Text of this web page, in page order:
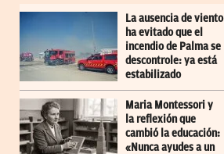
La ausencia de viento
ha evitado que el
incendio de Palma se
descontrole: ya está
estabilizado
Maria Montessori y
la reflexión que
cambió la educación:
«Nunca ayudes a un